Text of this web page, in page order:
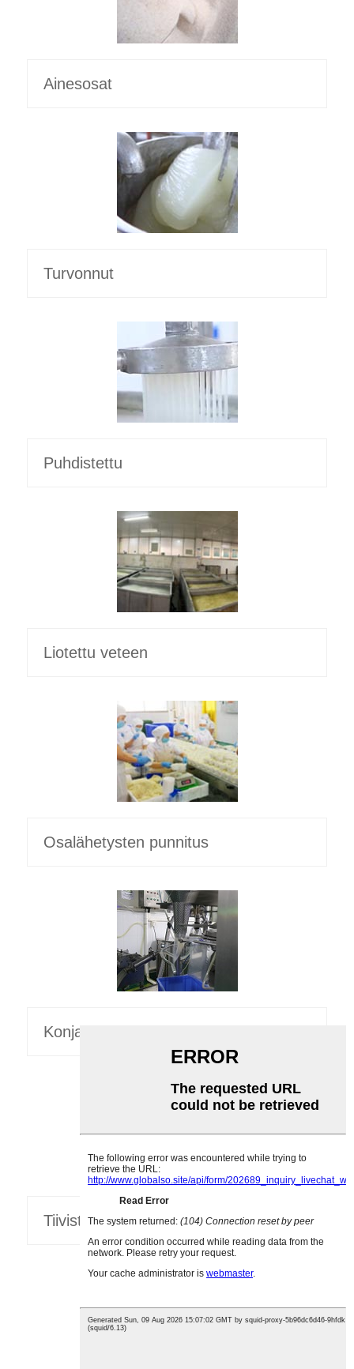
Ainesosat
Turvonnut
Puhdistettu
Liotettu veteen
Osalähetysten punnitus
Konjac-nuudelien pussittaminen
Tiivistys